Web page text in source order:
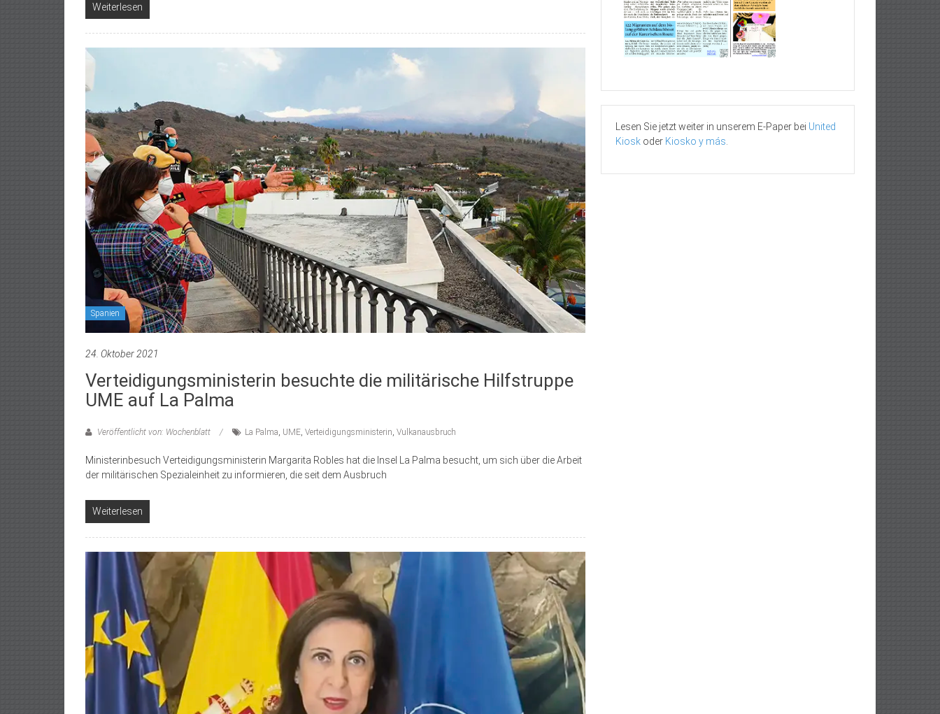
Weiterlesen
Spanien
24. Oktober 2021
Verteidigungsministerin besuchte die militärische Hilfstruppe
UME auf La Palma
Veröffentlicht von: Wochenblatt La Palma, UME, Verteidigungsministerin, Vulkanausbruch
Ministerinbesuch Verteidigungsministerin Margarita Robles hat die Insel La Palma besucht, um sich über die Arbeit
der militärischen Spezialeinheit zu informieren, die seit dem Ausbruch
Weiterlesen
Lesen Sie jetzt weiter in unserem E-Paper bei United
Kiosk oder Kiosko y más